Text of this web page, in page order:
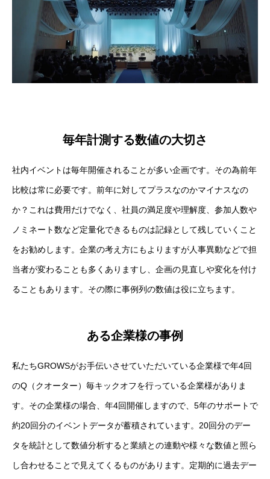
毎年計測する数値の大切さ
社内イベントは毎年開催されることが多い企画です。その為前年
比較は常に必要です。前年に対してプラスなのかマイナスなの
か？これは費用だけでなく、社員の満足度や理解度、参加人数や
ノミネート数など定量化できるものは記録として残していくこと
をお勧めします。企業の考え方にもよりますが人事異動などで担
当者が変わることも多くありますし、企画の見直しや変化を付け
ることもあります。その際に事例列の数値は役に立ちます。
ある企業様の事例
私たちGROWSがお手伝いさせていただいている企業様で年4回
のQ（クオーター）毎キックオフを行っている企業様がありま
す。その企業様の場合、年4回開催しますので、5年のサポートで
約20回分のイベントデータが蓄積されています。20回分のデー
タを統計として数値分析すると業績との連動や様々な数値と照ら
し合わせることで見えてくるものがあります。定期的に過去デー